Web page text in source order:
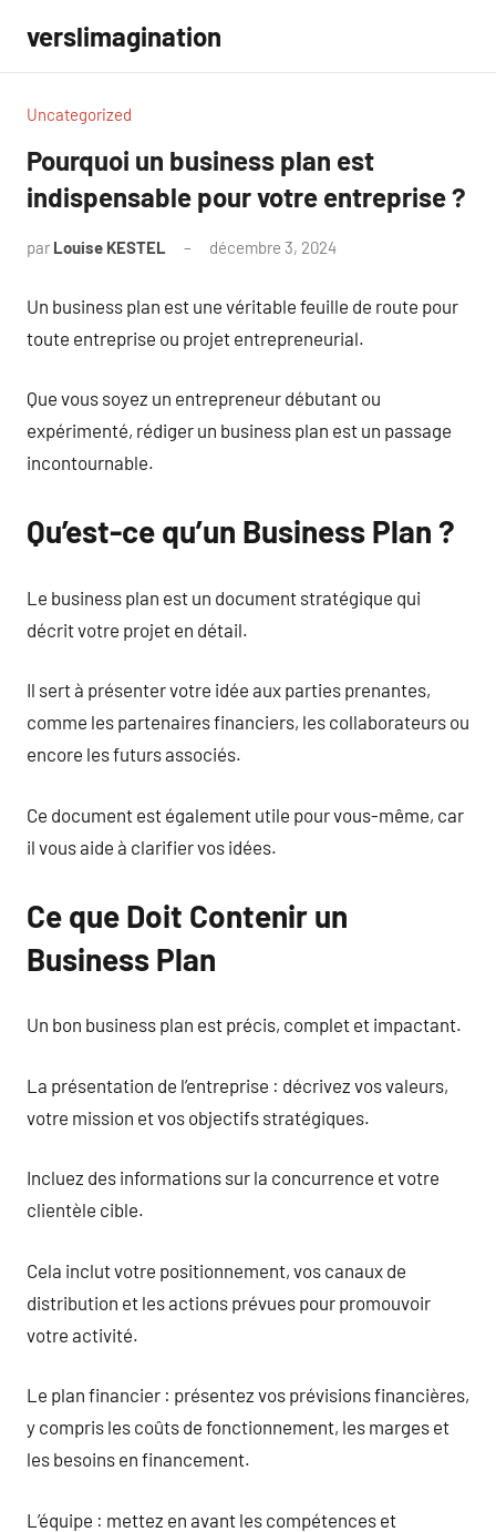
contenu
verslimagination
Uncategorized
Pourquoi un business plan est
indispensable pour votre entreprise ?
par Louise KESTEL décembre 3, 2024
Un business plan est une véritable feuille de route pour
toute entreprise ou projet entrepreneurial.
Que vous soyez un entrepreneur débutant ou
expérimenté, rédiger un business plan est un passage
incontournable.
Qu’est-ce qu’un Business Plan ?
Le business plan est un document stratégique qui
décrit votre projet en détail.
Il sert à présenter votre idée aux parties prenantes,
comme les partenaires financiers, les collaborateurs ou
encore les futurs associés.
Ce document est également utile pour vous-même, car
il vous aide à clarifier vos idées.
Ce que Doit Contenir un
Business Plan
Un bon business plan est précis, complet et impactant.
La présentation de l’entreprise : décrivez vos valeurs,
votre mission et vos objectifs stratégiques.
Incluez des informations sur la concurrence et votre
clientèle cible.
Cela inclut votre positionnement, vos canaux de
distribution et les actions prévues pour promouvoir
votre activité.
Le plan financier : présentez vos prévisions financières,
y compris les coûts de fonctionnement, les marges et
les besoins en financement.
L’équipe : mettez en avant les compétences et